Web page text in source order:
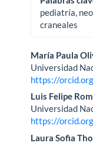
pediatría,
craneales
del
María Paula
Universidad
https://
Luis Felipe
Universidad
https://
Laura Sofia